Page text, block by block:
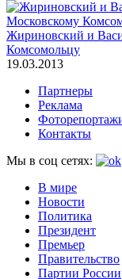
Жириновский и
Комсомольцу
19.03.2013
Партнеры
Реклама
Контакты
Мы в соц сетях:
В мире
Новости
Политика
Президент
Премьер
Правительство
Партии России